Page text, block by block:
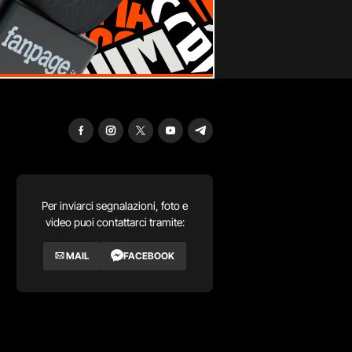
Per inviarci segnalazioni, foto e
video puoi contattarci tramite:
MAIL FACEBOOK